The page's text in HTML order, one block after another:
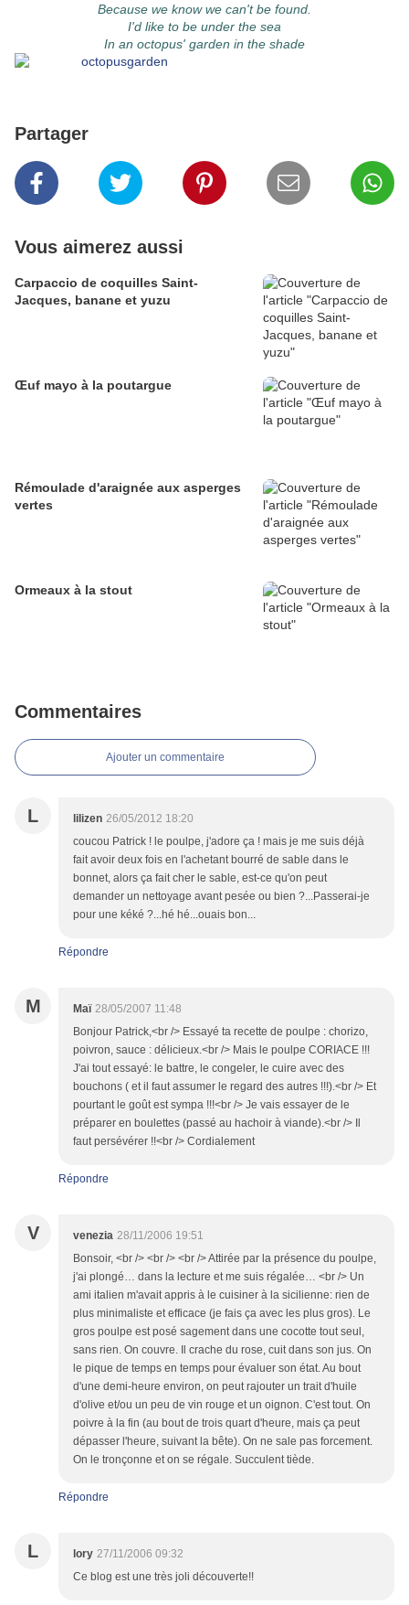
Because we know we can't be found.
I'd like to be under the sea
In an octopus' garden in the shade
Partager
Vous aimerez aussi
Carpaccio de coquilles Saint-
Jacques, banane et yuzu
Œuf mayo à la poutargue
Rémoulade d'araignée aux asperges
vertes
Ormeaux à la stout
Commentaires
Ajouter un commentaire
L lilizen 26/05/2012 18:20
coucou Patrick ! le poulpe, j'adore ça ! mais je me suis déjà
fait avoir deux fois en l'achetant bourré de sable dans le
bonnet, alors ça fait cher le sable, est-ce qu'on peut
demander un nettoyage avant pesée ou bien ?...Passerai-je
pour une kéké ?...hé hé...ouais bon...
Répondre
M Maï 28/05/2007 11:48
Bonjour Patrick,<br /> Essayé ta recette de poulpe : chorizo,
poivron, sauce : délicieux.<br /> Mais le poulpe CORIACE !!!
J'ai tout essayé: le battre, le congeler, le cuire avec des
bouchons ( et il faut assumer le regard des autres !!!).<br /> Et
pourtant le goût est sympa !!!<br /> Je vais essayer de le
préparer en boulettes (passé au hachoir à viande).<br /> Il
faut persévérer !!<br /> Cordialement
Répondre
V venezia 28/11/2006 19:51
Bonsoir, <br /> <br /> <br /> Attirée par la présence du poulpe,
j'ai plongé… dans la lecture et me suis régalée… <br /> Un
ami italien m'avait appris à le cuisiner à la sicilienne: rien de
plus minimaliste et efficace (je fais ça avec les plus gros). Le
gros poulpe est posé sagement dans une cocotte tout seul,
sans rien. On couvre. Il crache du rose, cuit dans son jus. On
le pique de temps en temps pour évaluer son état. Au bout
d'une demi-heure environ, on peut rajouter un trait d'huile
d'olive et/ou un peu de vin rouge et un oignon. C'est tout. On
poivre à la fin (au bout de trois quart d'heure, mais ça peut
dépasser l'heure, suivant la bête). On ne sale pas forcement.
On le tronçonne et on se régale. Succulent tiède.
Répondre
L lory 27/11/2006 09:32
Ce blog est une très joli découverte!!